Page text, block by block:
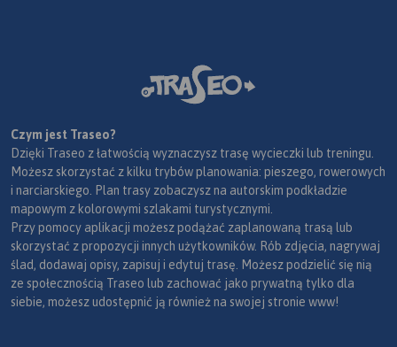
Czym jest Traseo?
Dzięki Traseo z łatwością wyznaczysz trasę wycieczki lub treningu.
Możesz skorzystać z kilku trybów planowania: pieszego, rowerowych
i narciarskiego. Plan trasy zobaczysz na autorskim podkładzie
mapowym z kolorowymi szlakami turystycznymi.
Przy pomocy aplikacji możesz podążać zaplanowaną trasą lub
skorzystać z propozycji innych użytkowników. Rób zdjęcia, nagrywaj
ślad, dodawaj opisy, zapisuj i edytuj trasę. Możesz podzielić się nią
ze społecznością Traseo lub zachować jako prywatną tylko dla
siebie, możesz udostępnić ją również na swojej stronie www!